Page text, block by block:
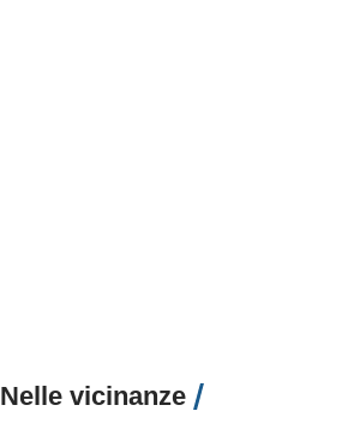
Nelle vicinanze